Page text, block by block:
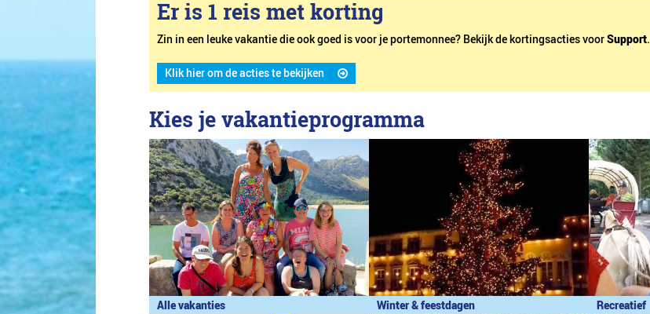
Er is 1 reis met korting
Zin in een leuke vakantie die ook goed is voor je portemonnee? Bekijk de kortingsacties voorSupport.
Klik hier om de acties te bekijken
Kies je vakantieprogramma
Alle vakanties Winter & feestdagen Recreatief